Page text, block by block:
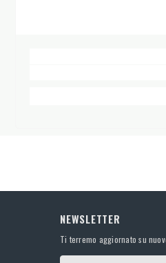
NEWSLETTER
Ti terremo aggiornato su